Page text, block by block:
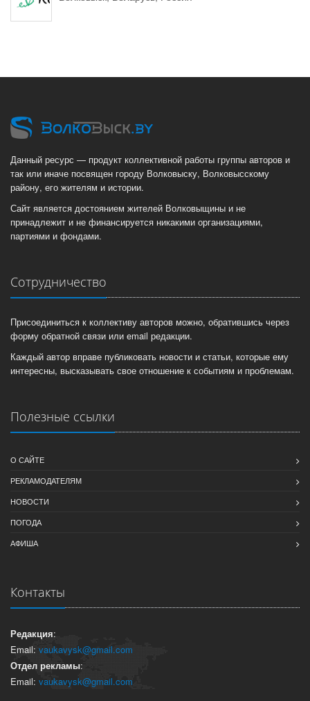
Данный ресурс — продукт коллективной работы группы авторов и
так или иначе посвящен городу Волковыску, Волковысскому
району, его жителям и истории.
Сайт является достоянием жителей Волковыщины и не
принадлежит и не финансируется никакими организациями,
партиями и фондами.
Сотрудничество
Присоединиться к коллективу авторов можно, обратившись через
форму обратной связи или email редакции.
Каждый автор вправе публиковать новости и статьи, которые ему
интересны, высказывать свое отношение к событиям и проблемам.
Полезные ссылки
О САЙТЕ
РЕКЛАМОДАТЕЛЯМ
НОВОСТИ
ПОГОДА
АФИША
Контакты
Редакция:
Email: vaukavysk@gmail.com
Отдел рекламы:
Email: vaukavysk@gmail.com